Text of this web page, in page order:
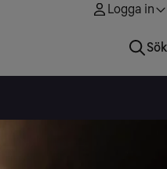
Logga in
Sök